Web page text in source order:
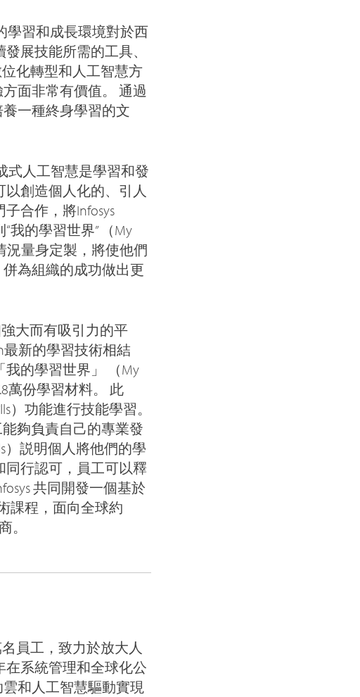
學習和成長環境對於西
展技能所需的工具、
化轉型和人工智慧方
面非常有價值。 通過
一種終身學習的文
式人工智慧是學習和發
創造個人化的、引人
合作，將Infosys
我的學習世界” （My
況量身定製，將使他們
為組織的成功做出更
大而有吸引力的平
最新的學習技術相結
的學習世界」 （My
萬份學習材料。 此
）功能進行技能學習。
能夠負責自己的專業發
）説明個人將他們的學
行認可，員工可以釋
共同開發一個基於
課程，面向全球約
。
員工，致力於放大人
在系統管理和全球化公
和人工智慧驅動實現